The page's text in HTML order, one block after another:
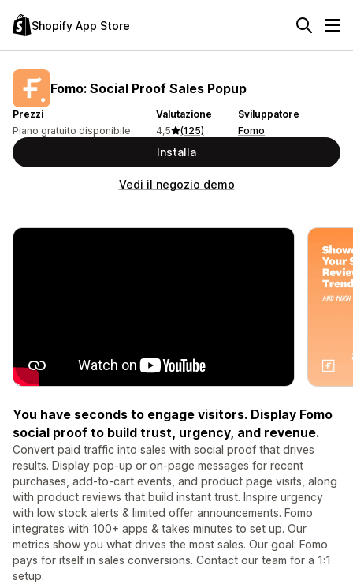
Shopify App Store
Fomo: Social Proof Sales Popup
Prezzi
Piano gratuito disponibile
Valutazione
4,5
(125)
Sviluppatore
Fomo
Installa
Vedi il negozio demo
You have seconds to engage visitors. Display Fomo
social proof to build trust, urgency, and revenue.
Convert paid traffic into sales with social proof that drives
results. Display pop-up or on-page messages for recent
purchases, add-to-cart events, and product page visits, along
with product reviews that build instant trust. Inspire urgency
with low stock alerts & limited offer announcements. Fomo
integrates with 100+ apps & takes minutes to set up. Our
metrics show you what drives the most sales. Our goal: Fomo
pays for itself in sales conversions. Contact our team for a 1:1
setup.